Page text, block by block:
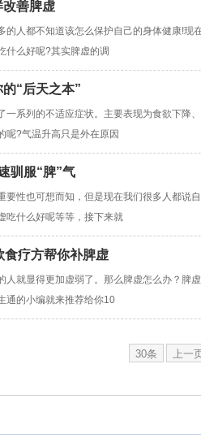
改善脾虚
的人都不知道该怎么保护自己的身体健康!现
什么好呢?其实脾虚的调
“后天之本”
一系列的不适应症状。主要表现为食欲下降
呢?气温升高只是外在原因
驯服“脾”气
要性也可想而知，但是现在我们很多人都说
吃什么好呢等等，接下来就
食疗方帮你补脾虚
人就显得更加虚弱了。那么脾虚怎么办？脾
通的小编就来推荐给你10
30条 上一